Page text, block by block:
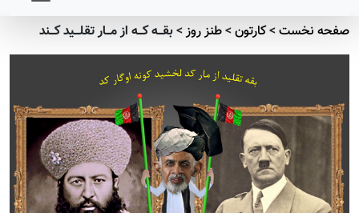
صفحه نخست>کارتون>طنز روز>بقـــه کـــه از مـــار تقلـــید کـــند